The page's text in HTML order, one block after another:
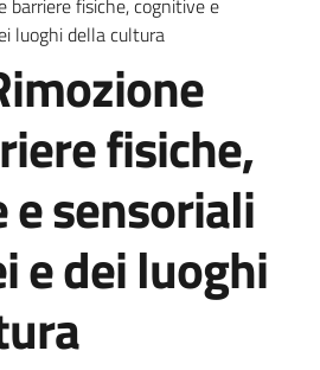
barriere fisiche, cognitive e
luoghi della cultura
fisiche,
sensoriali
e dei luoghi